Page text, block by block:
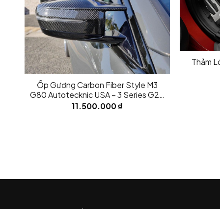
Ốp Gương Carbon Fiber Style M3
G80 Autotecknic USA – 3 Series G20
| 4 Series G22/23/26
11.500.000₫
Thảm